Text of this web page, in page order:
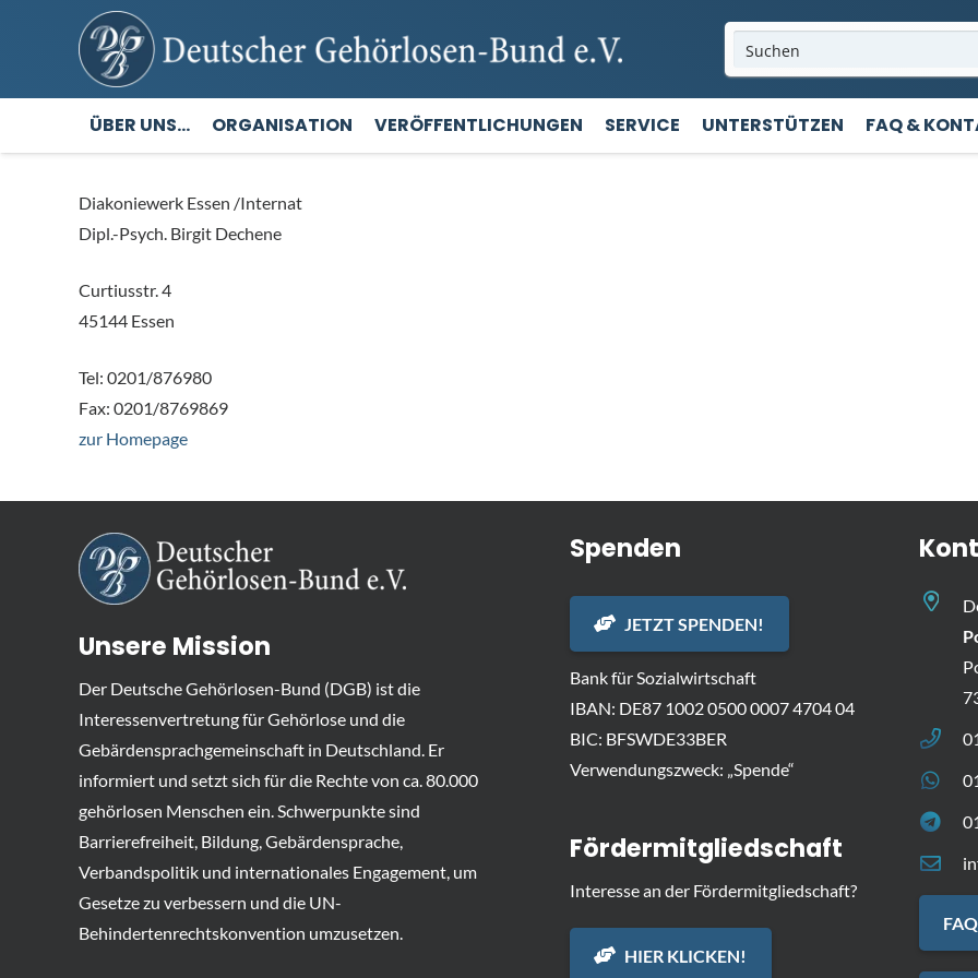
ÜBER UNS… ORGANISATION VERÖFFENTLICHUNGEN SERVICE UNTERSTÜTZEN FAQ &
Diakoniewerk Essen /Internat
Dipl.-Psych. Birgit Dechene
Curtiusstr. 4
45144 Essen
Tel: 0201/876980
Fax: 0201/8769869
zur Homepage
Unsere Mission
Der Deutsche Gehörlosen-Bund (DGB) ist die
Interessenvertretung für Gehörlose und die
Gebärdensprachgemeinschaft in Deutschland. Er
informiert und setzt sich für die Rechte von ca. 80.000
gehörlosen Menschen ein. Schwerpunkte sind
Barrierefreiheit, Bildung, Gebärdensprache,
Verbandspolitik und internationales Engagement, um
Gesetze zu verbessern und die UN-
Behindertenrechtskonvention umzusetzen.
Spenden
JETZT SPENDEN!
Bank für Sozialwirtschaft
IBAN: DE87 1002 0500 0007 4704 04
BIC: BFSWDE33BER
Verwendungszweck: „Spende“
Fördermitgliedschaft
Interesse an der Fördermitgliedschaft?
HIER KLICKEN!